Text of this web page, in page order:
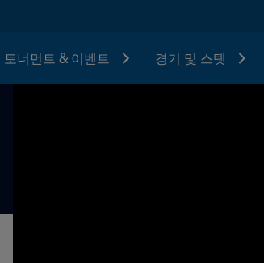
토너먼트 & 이벤트 경기 및 스텟